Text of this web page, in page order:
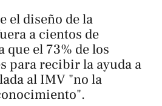
el diseño de la
a cientos de
que el 73% de los
para recibir la ayuda a
al IMV "no la